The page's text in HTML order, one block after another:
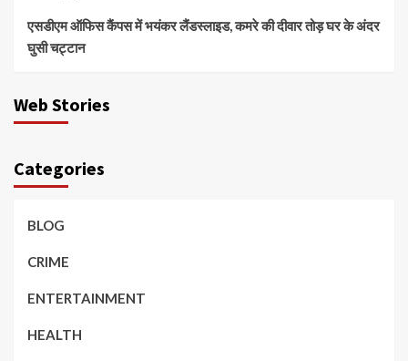
एसडीएम ऑफिस कैंपस में भयंकर लैंडस्लाइड, कमरे की दीवार तोड़ घर के अंदर
घुसी चट्टान
Web Stories
Categories
BLOG
CRIME
ENTERTAINMENT
HEALTH